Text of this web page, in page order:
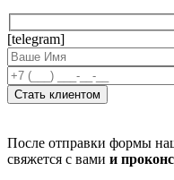
[telegram]
После отправки формы
свяжется с вами и